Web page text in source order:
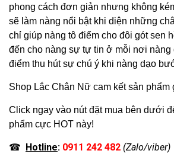
phong cách đơn giản nhưng không
sẽ làm nàng nổi bật khi diện những
chỉ giúp nàng tô điểm cho đôi gót sen
đến cho nàng sự tự tin ở mỗi nơi nàng
điểm thu hút sự chú ý khi nàng dạo
Shop Lắc Chân Nữ cam kết sản phẩm
Click ngay vào nút đặt mua bên dưới
phẩm cực HOT này!
☎ Hotline: 0911 242 482 (Zalo/viber)